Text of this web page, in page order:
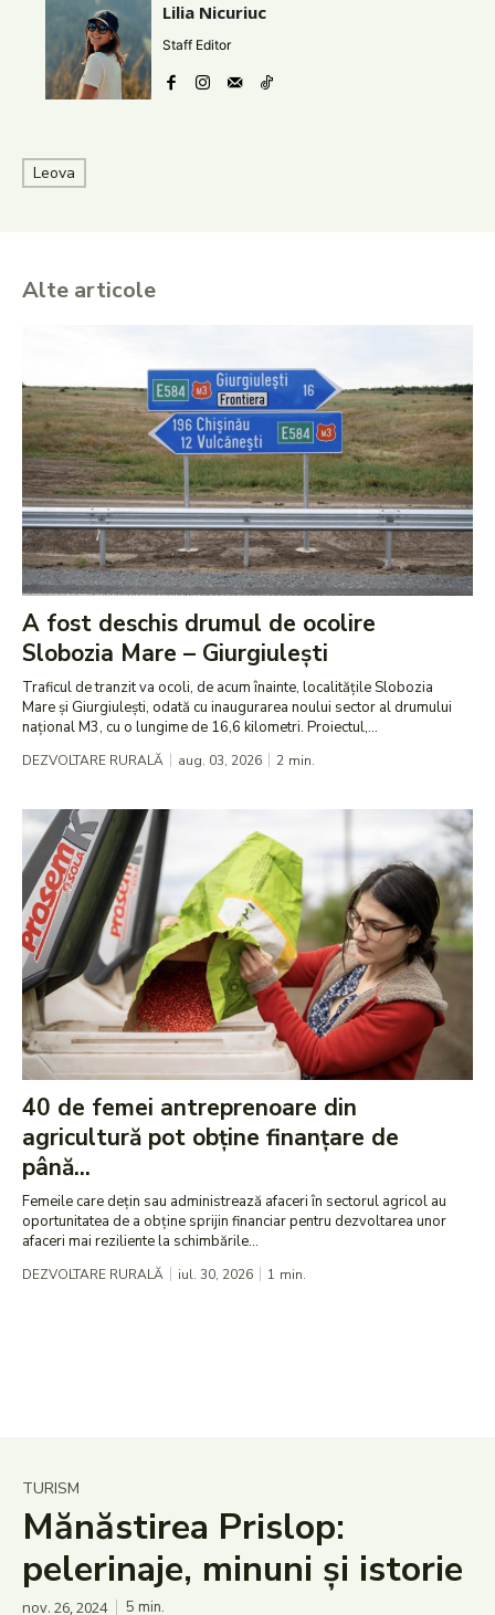
Lilia Nicuriuc
Staff Editor
Leova
Alte articole
A fost deschis drumul de ocolire
Slobozia Mare – Giurgiulești
Traficul de tranzit va ocoli, de acum înainte, localitățile Slobozia
Mare și Giurgiulești, odată cu inaugurarea noului sector al drumului
național M3, cu o lungime de 16,6 kilometri. Proiectul,...
DEZVOLTARE RURALĂ aug. 03, 2026 2 min.
40 de femei antreprenoare din
agricultură pot obține finanțare de
până...
Femeile care dețin sau administrează afaceri în sectorul agricol au
oportunitatea de a obține sprijin financiar pentru dezvoltarea unor
afaceri mai reziliente la schimbările...
DEZVOLTARE RURALĂ iul. 30, 2026 1 min.